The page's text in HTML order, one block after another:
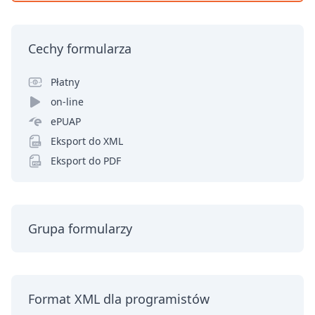
Cechy formularza
Płatny
on-line
ePUAP
Eksport do XML
Eksport do PDF
Grupa formularzy
Format XML dla programistów